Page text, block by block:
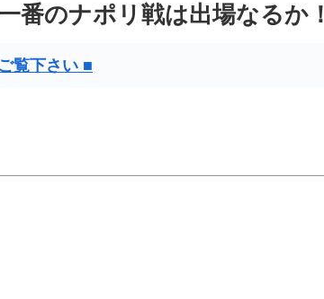
番のナポリ戦は出場なるか！
覧下さい ■